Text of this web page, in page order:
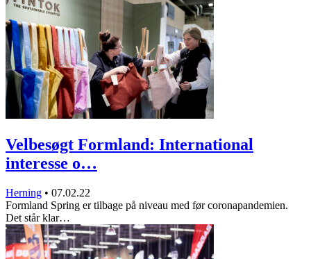
Velbesøgt Formland: International
interesse o…
Herning • 07.02.22
Formland Spring er tilbage på niveau med før coronapandemien.
Det står klar…